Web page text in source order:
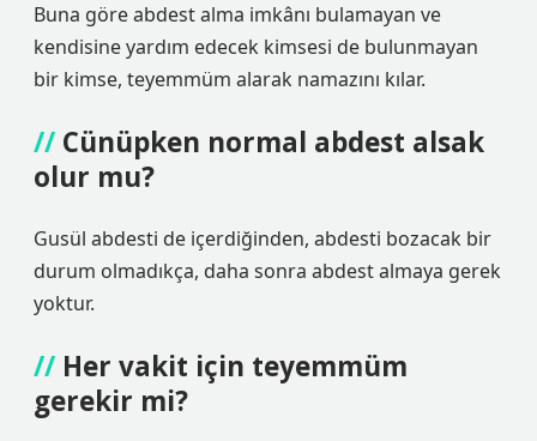
Buna göre abdest alma imkânı bulamayan ve
kendisine yardım edecek kimsesi de bulunmayan
bir kimse, teyemmüm alarak namazını kılar.
Cünüpken normal abdest alsak
olur mu?
Gusül abdesti de içerdiğinden, abdesti bozacak bir
durum olmadıkça, daha sonra abdest almaya gerek
yoktur.
Her vakit için teyemmüm
gerekir mi?